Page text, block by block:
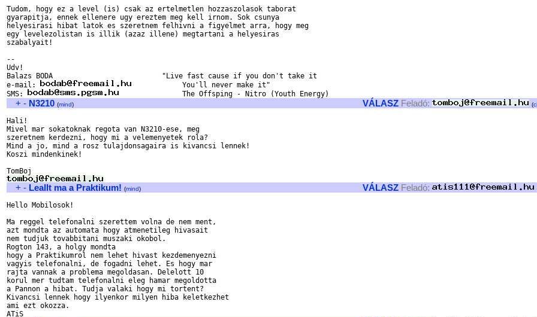
Tudom, hogy ez a level (is) csak az ertelmetlen hozzaszolasok taborat
gyarapitja, ennek ellenere ugy ereztem meg kell irnom. Sok csunya
helyesirasi hibat latok es szeretnem felhivni a figyelmet arra, hogy meg
egy levelezolistan is illik (azaz illene) megtartani a helyesiras
szabalyait!
--
Udv!
Balazs BODA                          "Live fast cause if you don't take it
e-mail:
            You'll never make it"
SMS:
+ - N3210 (mind) VÁLASZ Feladó: (
Hali!
Mivel mar sokatoknak regota van N3210-ese, meg
szeretnem kerdezni, hogy mi a velemenyetek rola?
Mind a jo, mind a rosz tulajdonsagaira is kivancsi lennek!
Koszi mindenkinek!
+ - Leallt ma a Praktikum! (mind) VÁLASZ Feladó:
Hello Mobilosok!
Ma reggel telefonalni szerettem volna de nem ment,
azt mondta az automata hogy atmenetileg hivasait
nem tudjuk tovabbitani muszaki okobol.
Rogton 143, a holgy mondta
hogy a Praktikumrol nem lehet hivast kezdemenyezni
vagyis telefonalni, de fogadni lehet. Es hogy mar
rajta vannak a problema megoldasan. Delelott 10
korul mer tudtam telefonalni eleg hamar megoldotta
a Pannon a hibat. Tudja valaki hogy mi tortent?
Kivancsi lennek hogy ilyenkor milyen hiba keletkezhet
ami ezt okozza.